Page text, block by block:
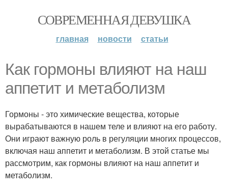
СОВРЕМЕННАЯ ДЕВУШКА
главная новости статьи
Как гормоны влияют на наш
аппетит и метаболизм
Гормоны - это химические вещества, которые
вырабатываются в нашем теле и влияют на его работу.
Они играют важную роль в регуляции многих процессов,
включая наш аппетит и метаболизм. В этой статье мы
рассмотрим, как гормоны влияют на наш аппетит и
метаболизм.